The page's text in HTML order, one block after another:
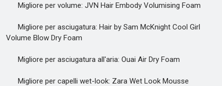
Migliore per volume: JVN Hair Embody Volumising Foam
Migliore per asciugatura: Hair by Sam McKnight Cool Girl
Volume Blow Dry Foam
Migliore per asciugatura all'aria: Ouai Air Dry Foam
Migliore per capelli wet-look: Zara Wet Look Mousse